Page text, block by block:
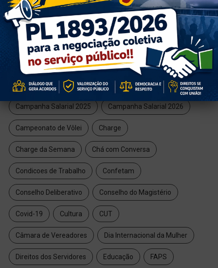
TAGS
6x1 409 2025 Aposentadoria
Aposentados Artesanato Campanha Salarial
Campanha Salarial 2025 Campanha Salarial 2026
Campeonato de Vôlei Charge
Charge da Semana Chá com Conversa
Condicoes de Trabalho Confetam
Conselho Deliberativo Conselho do Magistério
Covid-19 Cultura CUT
Câmara de Vereadores Dia Internacional da Mulher
Direitos dos Servidores Educação FAPS